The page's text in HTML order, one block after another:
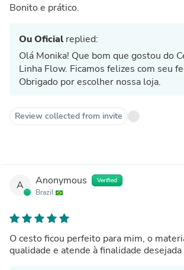
Bonito e prático.
Ou Oficialreplied:
Olá Monika! Que bom que gostou do
Linha Flow. Ficamos felizes com seu
Obrigado por escolher nossa loja.
Review collected from invite
A Anonymous Verified
Brazil
O cesto ficou perfeito para mim, o
qualidade e atende à finalidade desejada